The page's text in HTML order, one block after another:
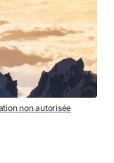
non autorisée